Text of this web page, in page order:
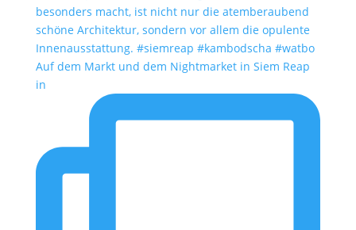
Auf dem Markt und dem Nightmarket in Siem Reap
in